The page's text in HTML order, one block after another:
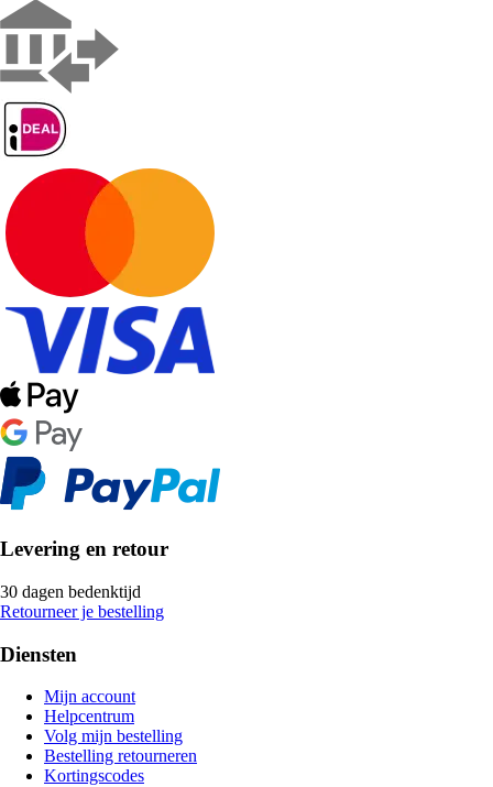
Levering en retour
30 dagen bedenktijd
Retourneer je bestelling
Diensten
Mijn account
Helpcentrum
Volg mijn bestelling
Bestelling retourneren
Kortingscodes